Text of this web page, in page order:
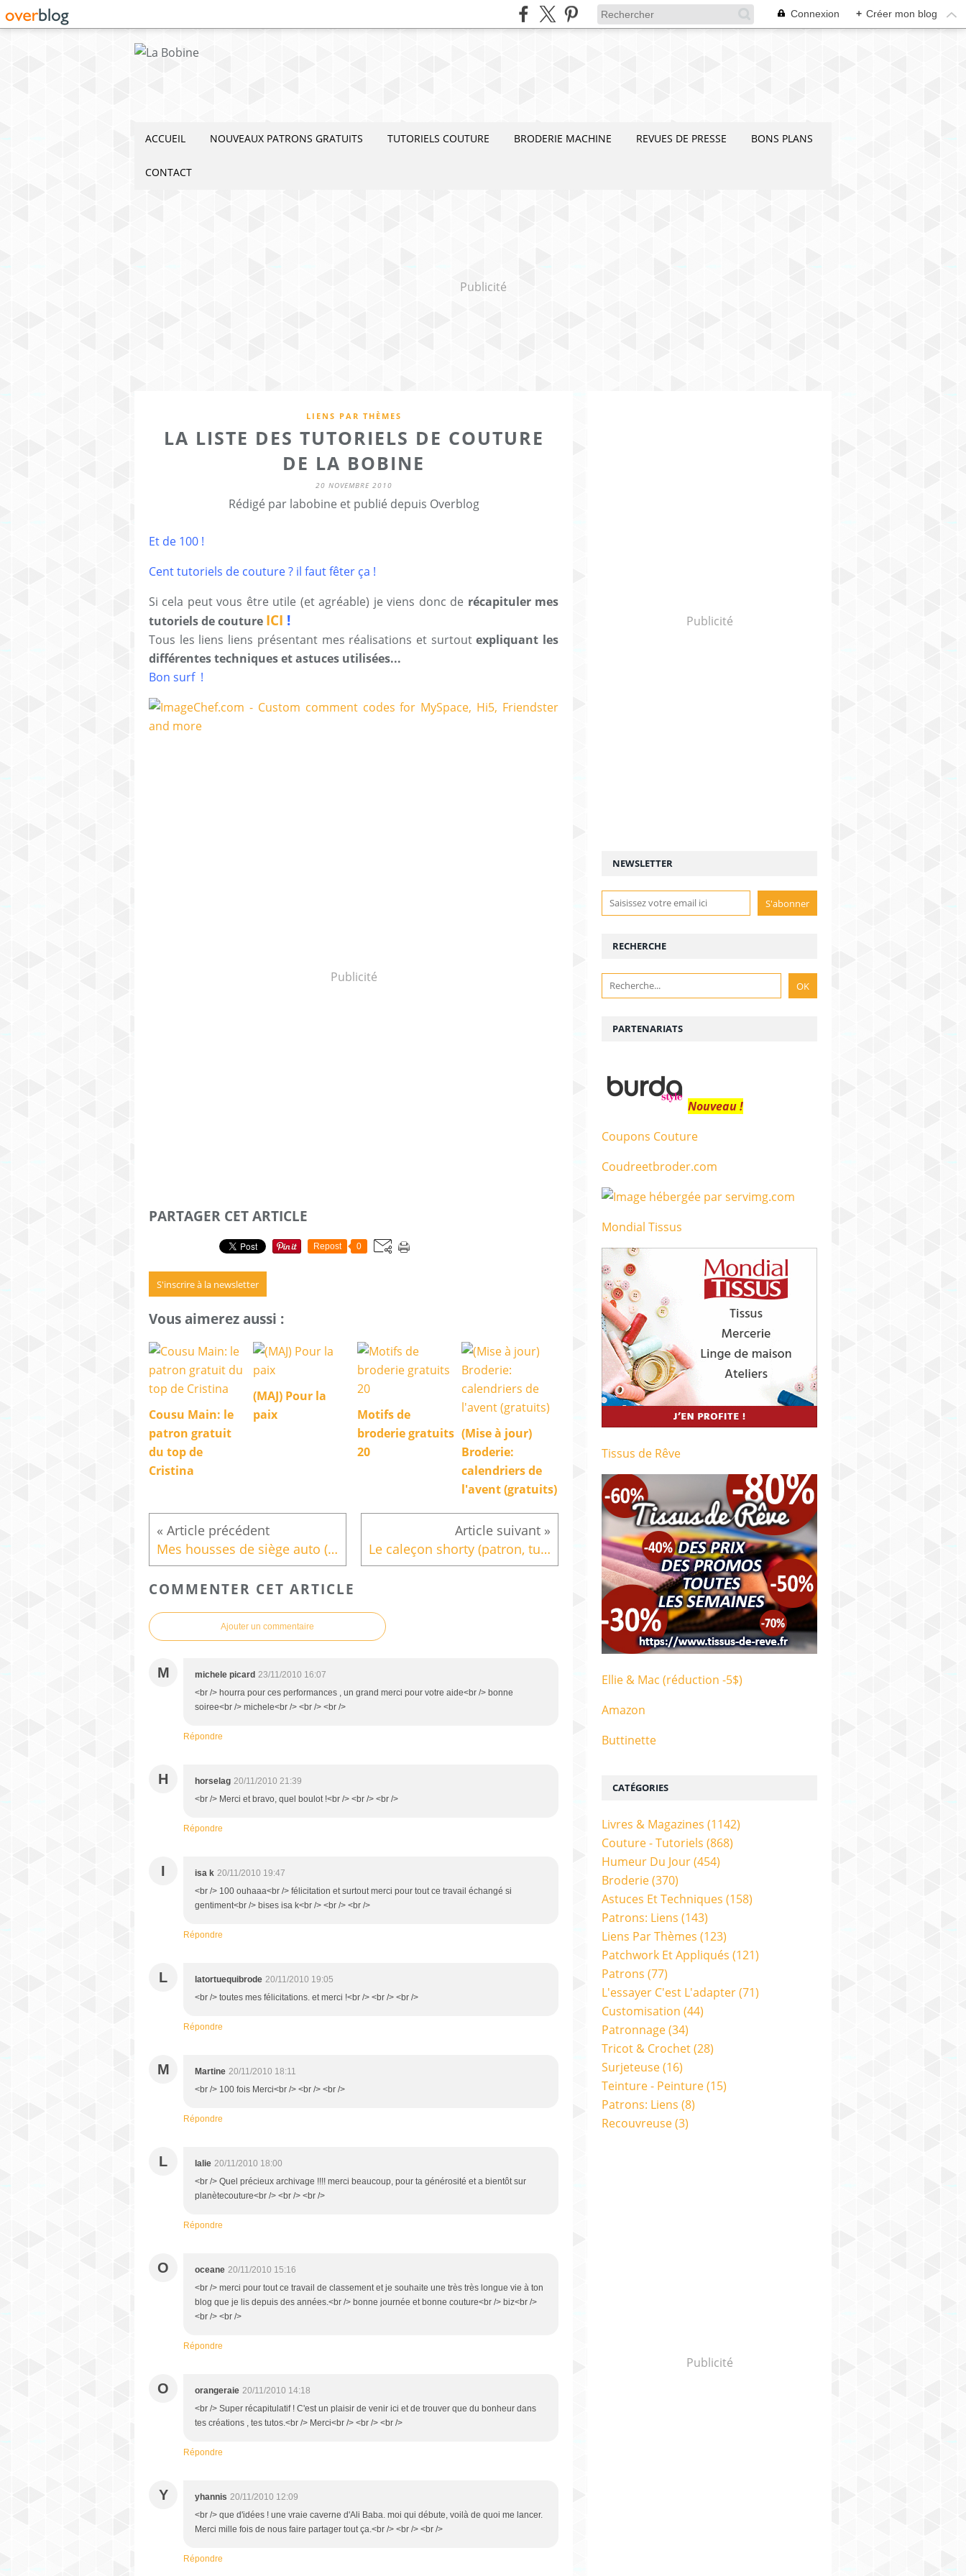
Connexion + Créer mon blog
ACCUEIL NOUVEAUX PATRONS GRATUITS TUTORIELS COUTURE BRODERIE MACHINE REVUES DE PRESSE BONS PLANS
CONTACT
Publicité
LIENS PAR THÈMES
LA LISTE DES TUTORIELS DE COUTURE
DE LA BOBINE
20 NOVEMBRE 2010
Rédigé par labobine et publié depuis Overblog
Et de 100 !
Cent tutoriels de couture ? il faut fêter ça !
Si cela peut vous être utile (et agréable) je viens donc de récapituler mes
tutoriels de couture ICI !
Tous les liens liens présentant mes réalisations et surtoutexpliquant les
différentes techniques et astuces utilisées...
Bon surf !
Publicité
PARTAGER CET ARTICLE
Repost 0
S'inscrire à la newsletter
Vous aimerez aussi :
Cousu Main: le
patron gratuit
du top de
Cristina
(MAJ) Pour la
paix
Motifs de
broderie gratuits
20
(Mise à jour)
Broderie:
calendriers de
l'avent (gratuits)
Mes housses de siège auto (tutoriel en diaporama) Le caleçon shorty (patron, tutoriel en diaporama)
COMMENTER CET ARTICLE
Ajouter un commentaire
M michele picard 23/11/2010 16:07
<br /> hourra pour ces performances , un grand merci pour votre aide<br /> bonne
soiree<br /> michele<br /> <br /> <br />
Répondre
H horselag 20/11/2010 21:39
<br /> Merci et bravo, quel boulot !<br /> <br /> <br />
Répondre
I isa k 20/11/2010 19:47
<br /> 100 ouhaaa<br /> félicitation et surtout merci pour tout ce travail échangé si
gentiment<br /> bises isa k<br /> <br /> <br />
Répondre
L latortuequibrode 20/11/2010 19:05
<br /> toutes mes félicitations. et merci !<br /> <br /> <br />
Répondre
M Martine 20/11/2010 18:11
<br /> 100 fois Merci<br /> <br /> <br />
Répondre
L lalie 20/11/2010 18:00
<br /> Quel précieux archivage !!!! merci beaucoup, pour ta générosité et a bientôt sur
planètecouture<br /> <br /> <br />
Répondre
O oceane 20/11/2010 15:16
<br /> merci pour tout ce travail de classement et je souhaite une très très longue vie à ton
blog que je lis depuis des années.<br /> bonne journée et bonne couture<br /> biz<br />
<br /> <br />
Répondre
O orangeraie 20/11/2010 14:18
<br /> Super récapitulatif ! C'est un plaisir de venir ici et de trouver que du bonheur dans
tes créations , tes tutos.<br /> Merci<br /> <br /> <br />
Répondre
Y yhannis 20/11/2010 12:09
<br /> que d'idées ! une vraie caverne d'Ali Baba. moi qui débute, voilà de quoi me lancer.
Merci mille fois de nous faire partager tout ça.<br /> <br /> <br />
Répondre
Publicité
NEWSLETTER
RECHERCHE
Publicité
CATÉGORIES
Livres & Magazines (1142)
Couture - Tutoriels (868)
Humeur Du Jour(454)
Broderie(370)
Astuces Et Techniques (158)
Patrons: Liens (143)
Liens Par Thèmes (123)
Patchwork Et Appliqués (121)
Patrons (77)
L'essayer C'est L'adapter(71)
Customisation (44)
Patronnage(34)
Tricot & Crochet(28)
Surjeteuse(16)
Teinture - Peinture(15)
Patrons: Liens (8)
Recouvreuse(3)
PARTENARIATS
Nouveau !
Coupons Couture
Coudreetbroder.com
Mondial Tissus
Tissus de Rêve
Ellie & Mac (réduction -5$)
Amazon
Buttinette